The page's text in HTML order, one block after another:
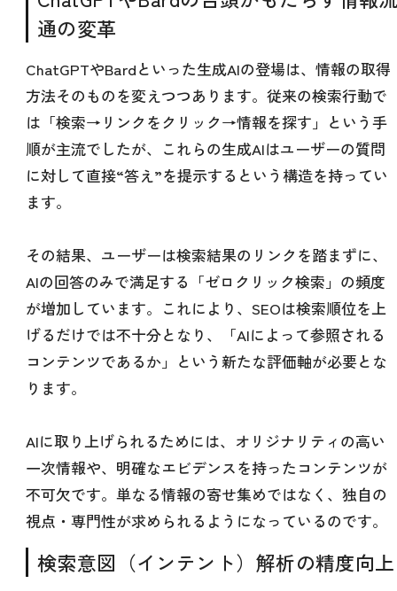
通の変革
ChatGPTやBardといった生成AIの登場は、情報の取得
方法そのものを変えつつあります。従来の検索行動で
は「検索→リンクをクリック→情報を探す」という手
順が主流でしたが、これらの生成AIはユーザーの質問
に対して直接“答え”を提示するという構造を持ってい
ます。
その結果、ユーザーは検索結果のリンクを踏まずに、
AIの回答のみで満足する「ゼロクリック検索」の頻度
が増加しています。これにより、SEOは検索順位を上
げるだけでは不十分となり、「AIによって参照される
コンテンツであるか」という新たな評価軸が必要とな
ります。
AIに取り上げられるためには、オリジナリティの高い
一次情報や、明確なエビデンスを持ったコンテンツが
不可欠です。単なる情報の寄せ集めではなく、独自の
視点・専門性が求められるようになっているのです。
検索意図（インテント）解析の精度向上